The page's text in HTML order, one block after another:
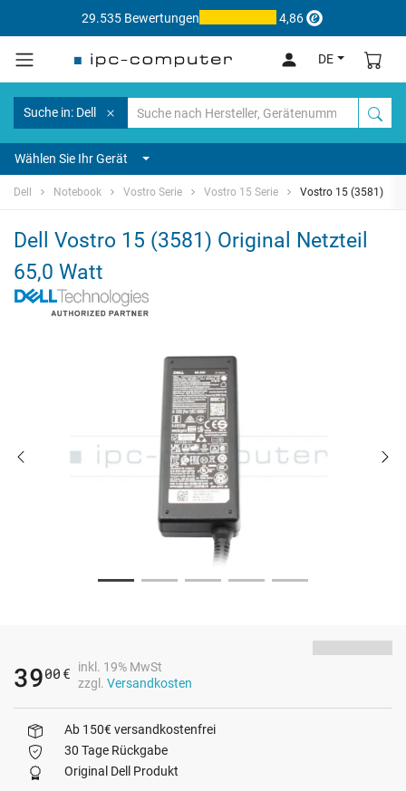
29.535 Bewertungen 4,86
DE
Suche in: Dell
Wählen Sie Ihr Gerät
Dell Notebook Vostro Serie Vostro 15 Serie Vostro 15 (3581)
Dell Vostro 15 (3581) Original Netzteil
65,0 Watt
3900 €
inkl. 19% MwSt
zzgl. Versandkosten
Ab 150€ versandkostenfrei
30 Tage Rückgabe
Original Dell Produkt